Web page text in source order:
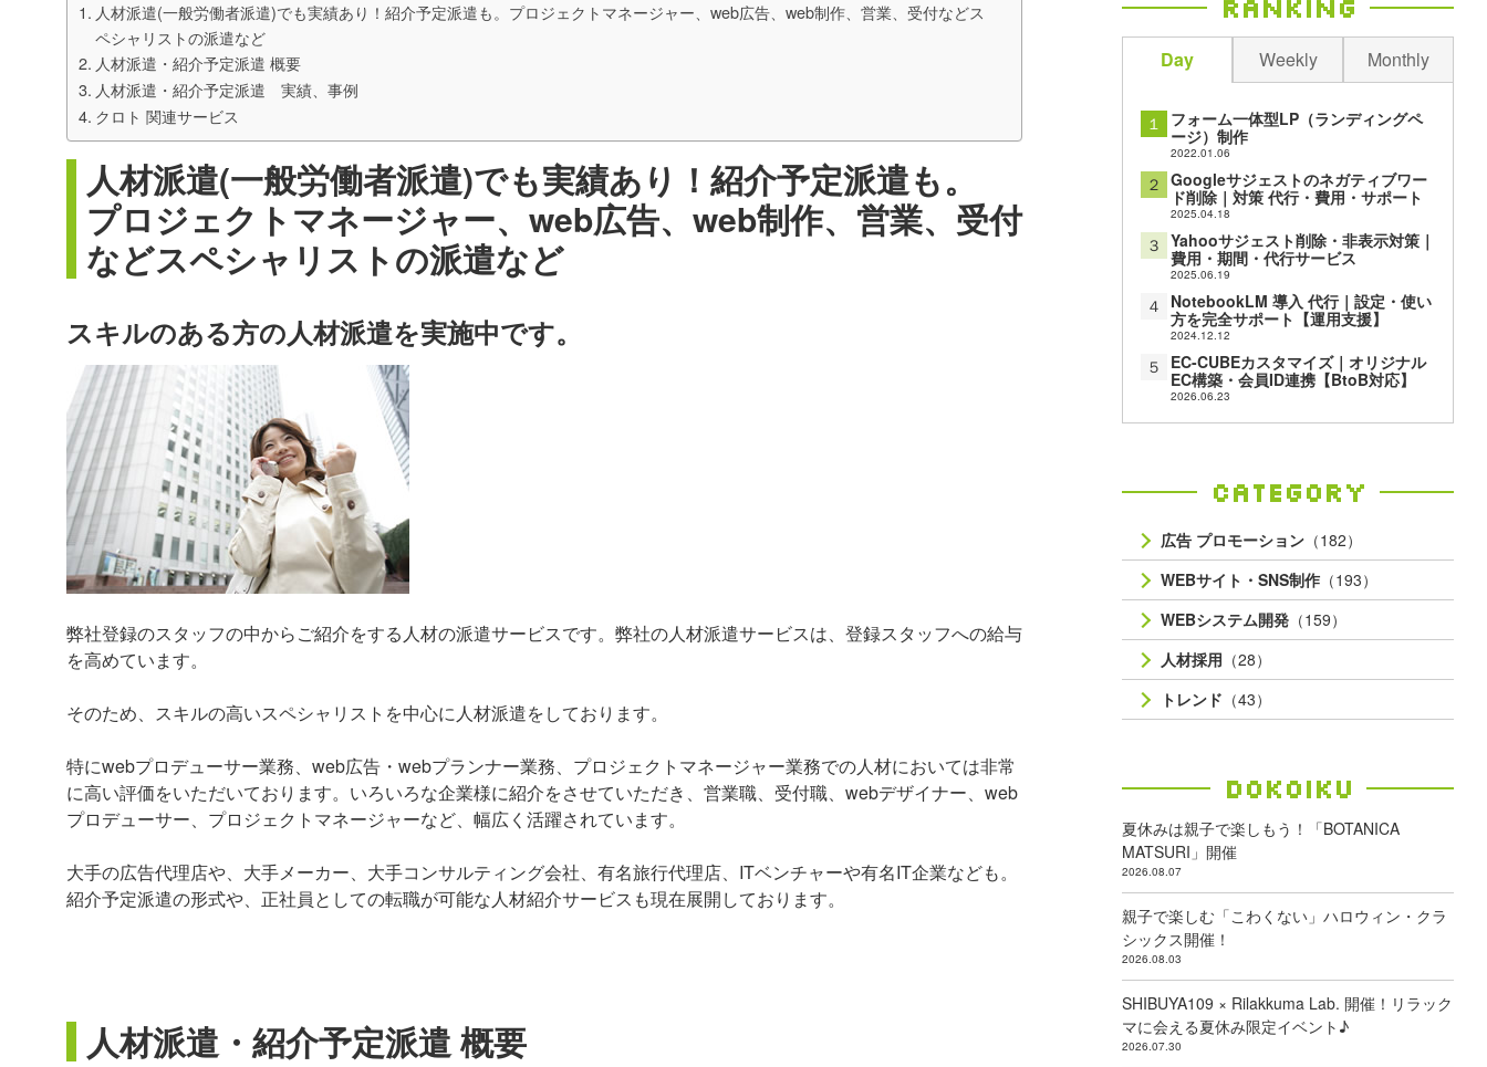
人材派遣(一般労働者派遣)でも実績あり！紹介予定派遣も。プロジェクトマネージャー、web広告、web制作、営業、受付などス
ペシャリストの派遣など
人材派遣・紹介予定派遣 概要
人材派遣・紹介予定派遣 実績、事例
クロト 関連サービス
人材派遣(一般労働者派遣)でも実績あり！紹介予定派遣も。
プロジェクトマネージャー、web広告、web制作、営業、受付
などスペシャリストの派遣など
スキルのある方の人材派遣を実施中です。
弊社登録のスタッフの中からご紹介をする人材の派遣サービスです。弊社の人材派遣サービスは、登録スタッフへの給与
を高めています。
そのため、スキルの高いスペシャリストを中心に人材派遣をしております。
特にwebプロデューサー業務、web広告・webプランナー業務、プロジェクトマネージャー業務での人材においては非常
に高い評価をいただいております。いろいろな企業様に紹介をさせていただき、営業職、受付職、webデザイナー、web
プロデューサー、プロジェクトマネージャーなど、幅広く活躍されています。
大手の広告代理店や、大手メーカー、大手コンサルティング会社、有名旅行代理店、ITベンチャーや有名IT企業なども。
紹介予定派遣の形式や、正社員としての転職が可能な人材紹介サービスも現在展開しております。
人材派遣・紹介予定派遣 概要
Ranking
Day Weekly Monthly
１ フォーム一体型LP（ランディングペ
ージ）制作
2022.01.06
２ Googleサジェストのネガティブワー
ド削除｜対策 代行・費用・サポート
2025.04.18
３ Yahooサジェスト削除・非表示対策｜
費用・期間・代行サービス
2025.06.19
４ NotebookLM 導入 代行｜設定・使い
方を完全サポート【運用支援】
2024.12.12
５ EC-CUBEカスタマイズ｜オリジナル
EC構築・会員ID連携【BtoB対応】
2026.06.23
Category
広告 プロモーション （182）
WEBサイト・SNS制作 （193）
WEBシステム開発 （159）
人材採用 （28）
トレンド （43）
Dokoiku
夏休みは親子で楽しもう！「BOTANICA
MATSURI」開催
2026.08.07
親子で楽しむ「こわくない」ハロウィン・クラ
シックス開催！
2026.08.03
SHIBUYA109 × Rilakkuma Lab. 開催！リラック
マに会える夏休み限定イベント♪
2026.07.30